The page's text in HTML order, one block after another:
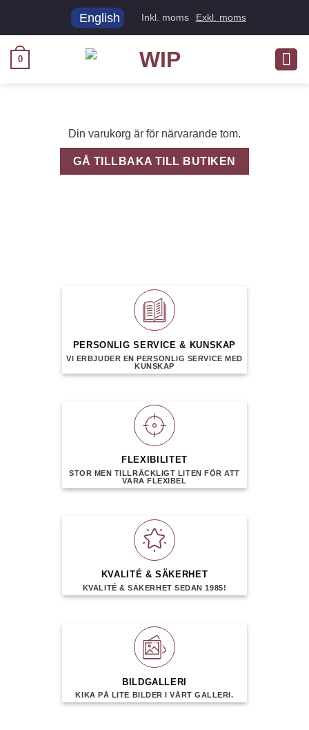
English Inkl. moms Exkl. moms
0
Din varukorg är för närvarande tom.
GÅ TILLBAKA TILL BUTIKEN
PERSONLIG SERVICE & KUNSKAP
VI ERBJUDER EN PERSONLIG SERVICE MED
KUNSKAP
FLEXIBILITET
STOR MEN TILLRÄCKLIGT LITEN FÖR ATT
VARA FLEXIBEL
KVALITÉ & SÄKERHET
KVALITÉ & SÄKERHET SEDAN 1985!
BILDGALLERI
KIKA PÅ LITE BILDER I VÅRT GALLERI.